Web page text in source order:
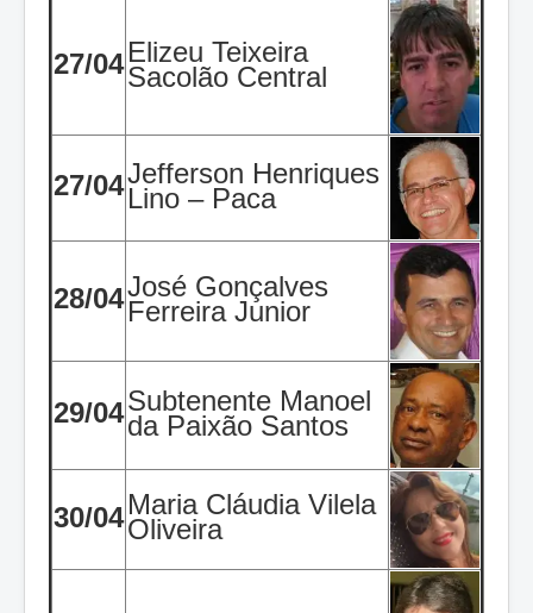
27/04Elizeu Teixeira
Sacolão Central
27/04Jefferson Henriques
Lino – Paca
28/04José Gonçalves
Ferreira Junior
29/04Subtenente Manoel
da Paixão Santos
30/04Maria Cláudia Vilela
Oliveira